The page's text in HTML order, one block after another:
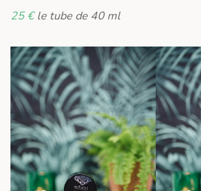
25 €le tube de 40 ml